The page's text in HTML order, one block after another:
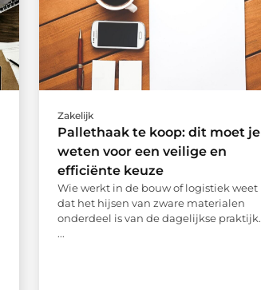
Zakelijk
Pallethaak te koop: dit moet je
weten voor een veilige en
efficiënte keuze
Wie werkt in de bouw of logistiek weet
dat het hijsen van zware materialen
onderdeel is van de dagelijkse praktijk.
...